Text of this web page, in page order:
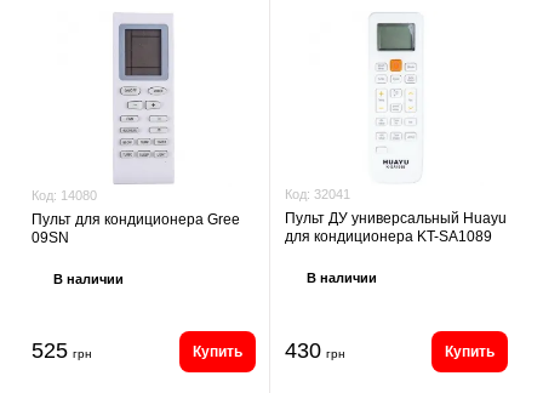
Код: 14080
Пульт для кондиционера Gree
09SN
В наличии
525 грн Купить
Код: 32041
Пульт ДУ универсальный Huayu
для кондиционера KT-SA1089
В наличии
430 грн Купить